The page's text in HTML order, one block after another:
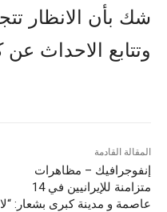
شك بأن الانظار
وتتابع الاحداث
المقالة القادمة
إنفوجرافيك – مظاهرات
متزامنة للإيرانيين في 14
عاصمة و مدينة كبرى بشعار: “لا